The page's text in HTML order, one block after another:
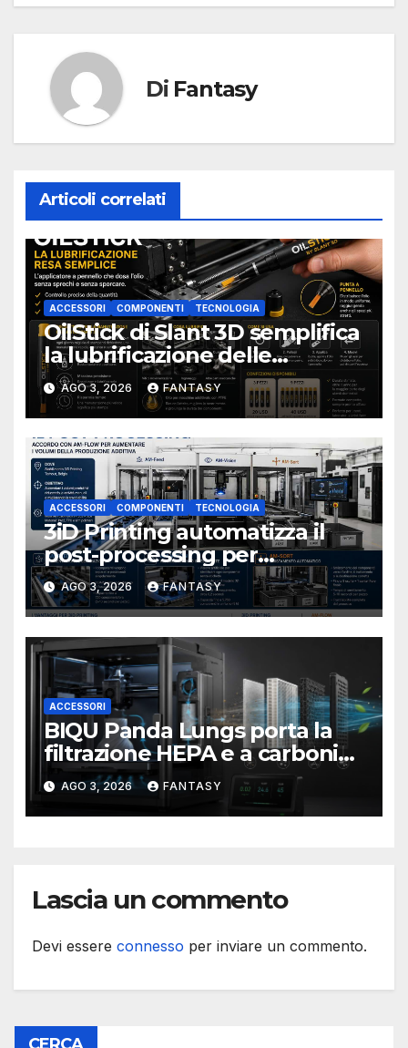
Di Fantasy
Articoli correlati
ACCESSORI COMPONENTI TECNOLOGIA
OilStick di Slant 3D semplifica
la lubrificazione delle
stampanti 3D con un
applicatore a pennello
AGO 3, 2026 FANTASY
ACCESSORI COMPONENTI TECNOLOGIA
3iD Printing automatizza il
post-processing per
aumentare i volumi della
produzione additiva
AGO 3, 2026 FANTASY
ACCESSORI
BIQU Panda Lungs porta la
filtrazione HEPA e a carboni
attivi dentro le stampanti 3D
Bambu Lab
AGO 3, 2026 FANTASY
Lascia un commento
Devi essere connesso per inviare un commento.